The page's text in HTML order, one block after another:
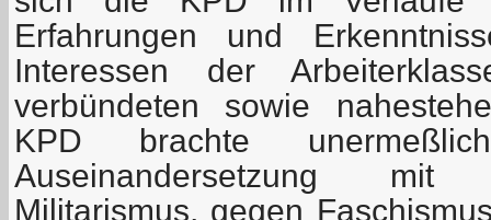
Erfahrungen und
Interessen der
verbündeten sowie
KPD brachte
Auseinandersetzung
Militarismus, gegen